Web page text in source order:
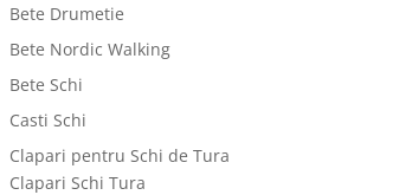
Bete Drumetie
Bete Nordic Walking
Bete Schi
Casti Schi
Clapari pentru Schi de Tura
Clapari Schi Tura